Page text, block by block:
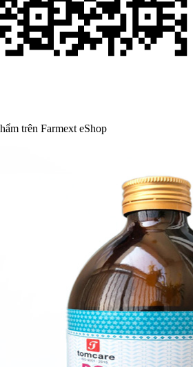
trên Farmext eShop